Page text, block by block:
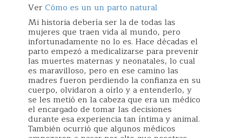
VerCómo es un un parto natural
Mi historia debería ser la de todas las
mujeres que traen vida al mundo, pero
infortunadamente no lo es. Hace décadas el
parto empezó a medicalizarse para prevenir
las muertes maternas y neonatales, lo cual
es maravilloso, pero en ese camino las
madres fueron perdiendo la confianza en su
cuerpo, olvidaron a oírlo y a entenderlo, y
se les metió en la cabeza que era un médico
el encargado de tomar las decisiones
durante esa experiencia tan íntima y animal.
También ocurrió que algunos médicos